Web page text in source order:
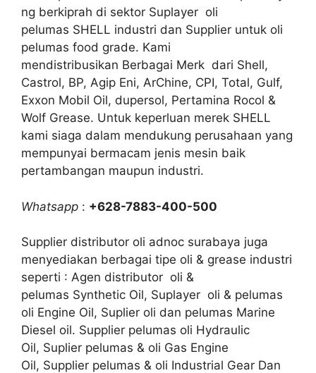
ng berkiprah di sektor Suplayer oli
pelumas SHELL industri dan Supplier untuk oli
pelumas food grade. Kami
mendistribusikan Berbagai Merk dari Shell,
Castrol, BP, Agip Eni, ArChine, CPI, Total, Gulf,
Exxon Mobil Oil, dupersol, Pertamina Rocol &
Wolf Grease. Untuk keperluan merek SHELL
kami siaga dalam mendukung perusahaan yang
mempunyai bermacam jenis mesin baik
pertambangan maupun industri.
Whatsapp : +628-7883-400-500
Supplier distributor oli adnoc surabaya juga
menyediakan berbagai tipe oli & grease industri
seperti : Agen distributor oli &
pelumas Synthetic Oil, Suplayer oli & pelumas
oli Engine Oil, Suplier oli dan pelumas Marine
Diesel oil. Supplier pelumas oli Hydraulic
Oil, Suplier pelumas & oli Gas Engine
Oil, Supplier pelumas & oli Industrial Gear Dan